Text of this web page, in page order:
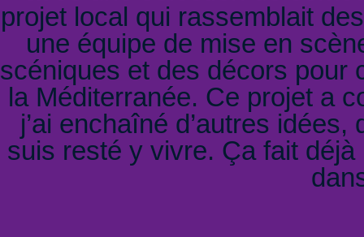
projet local qui rassemblait
une équipe de mise en
scéniques et des décors pour
la Méditerranée. Ce projet a
j’ai enchaîné d’autres
suis resté y vivre. Ça fait